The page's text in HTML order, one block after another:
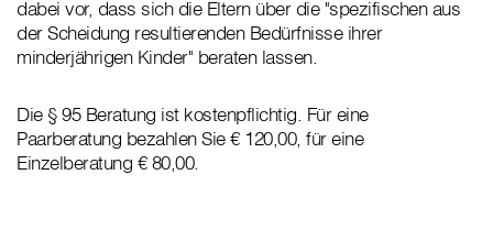
dabei vor, dass sich die Eltern über die "spezifischen aus
der Scheidung resultierenden Bedürfnisse ihrer
minderjährigen Kinder" beraten lassen.
Die § 95 Beratung ist kostenpflichtig. Für eine
Paarberatung bezahlen Sie € 120,00, für eine
Einzelberatung € 80,00.